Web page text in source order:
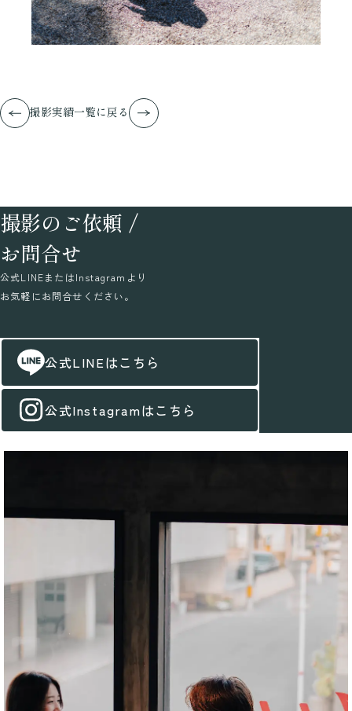
撮影実績一覧に戻る
撮影のご依頼 /
お問合せ
公式LINEまたはInstagramより
お気軽にお問合せください。
公式LINEはこちら
公式Instagramはこちら